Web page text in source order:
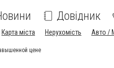
Довідник
Карта міста Нерухомість Авто /
цене